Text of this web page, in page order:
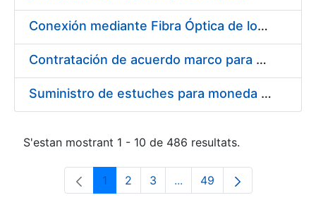
Conexión mediante Fibra Óptica de los Centros de Proceso de Datos (CPDs) de las sedes de la FNMT-RCM de Burgos y Madrid
Contratación de acuerdo marco para el Suministro de Material de Electricidad para la Fábrica Nacional de Moneda y Timbre-Real Casa de la Moneda en su centro de trabajo de Burgos
Suministro de estuches para moneda de 30 €
S'estan mostrant 1 - 10 de 486 resultats.
Pàgina
1 Pàgina
2 Pàgina
3 ...Pàgines intermèdies
Pàgina
49